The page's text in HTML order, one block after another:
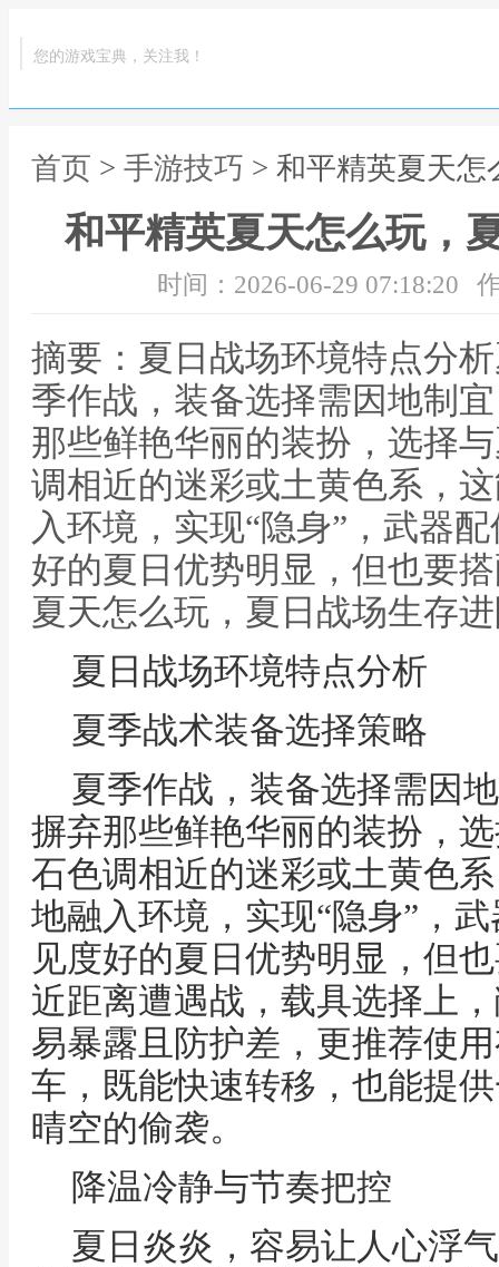
您的游戏宝典，关注我！
首页 > 手游技巧 > 和平精英夏天
和平精英夏天怎么玩，
时间：2026-06-29 07:18:20
摘要：夏日战场环境特点分
季作战，装备选择需因地制
那些鲜艳华丽的装扮，选择
调相近的迷彩或土黄色系，
入环境，实现“隐身”，武器
好的夏日优势明显，但也要
夏天怎么玩，夏日战场生存
夏日战场环境特点分析
夏季战术装备选择策略
夏季作战，装备选择需因
摒弃那些鲜艳华丽的装扮，
石色调相近的迷彩或土黄色
地融入环境，实现“隐身”，
见度好的夏日优势明显，但
近距离遭遇战，载具选择上
易暴露且防护差，更推荐使
车，既能快速转移，也能提
晴空的偷袭。
降温冷静与节奏把控
夏日炎炎，容易让人心浮